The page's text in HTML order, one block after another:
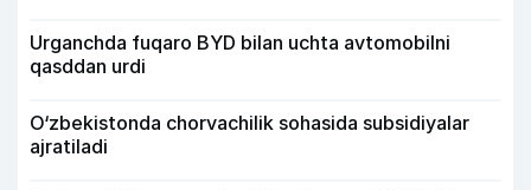
Urganchda fuqaro BYD bilan uchta avtomobilni
qasddan urdi
O‘zbekistonda chorvachilik sohasida subsidiyalar
ajratiladi